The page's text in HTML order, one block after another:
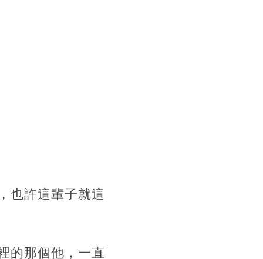
也許這輩子就這
的那個他，一直